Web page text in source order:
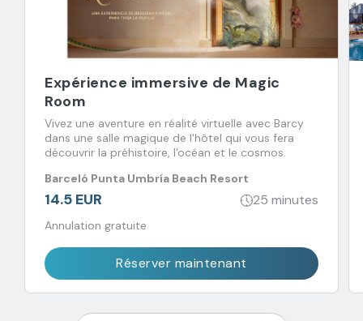
Expérience immersive de Magic
Room
Vivez une aventure en réalité virtuelle avec Barcy
dans une salle magique de l'hôtel qui vous fera
découvrir la préhistoire, l'océan et le cosmos.
Barceló Punta Umbría Beach Resort
14.5 EUR 25 minutes
Annulation gratuite
Réserver maintenant